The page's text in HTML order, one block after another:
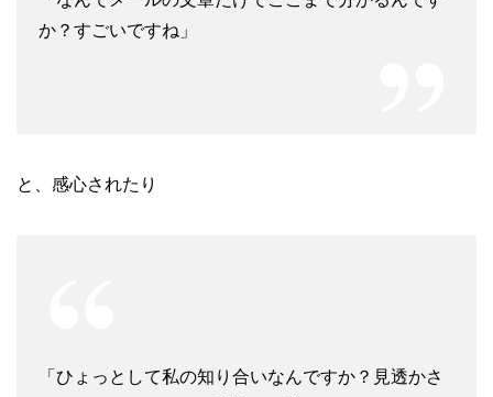
か？すごいですね」
と、感心されたり
「ひょっとして私の知り合いなんですか？見透かさ